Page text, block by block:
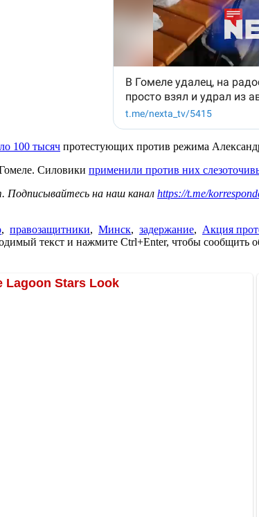
100 тысяч протестующих против режима
Силовики применили против них
Подписывайтесь на наш канал https://t.me/
, правозащитники, Минск, задержание, Акция
текст и нажмите Ctrl+Enter, чтобы сообщить